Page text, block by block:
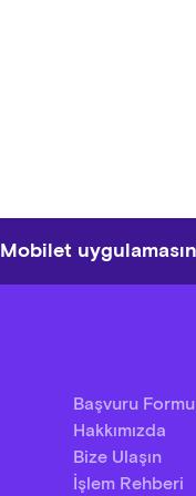
Mobilet
Başvuru Formu
Hakkımızda
Bize Ulaşın
İşlem Rehberi